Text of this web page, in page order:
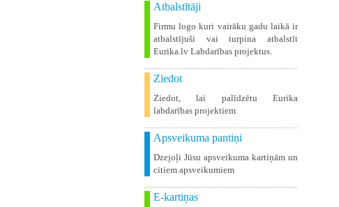
Atbalstītāji
Firmu logo kuri vairāku gadu laikā ir
atbalstījuši vai turpina atbalstīt
Eurika.lv Labdarības projektus.
Ziedot
Ziedot, lai palīdzētu Eurika
labdarības projektiem
Apsveikuma pantiņi
Dzejoļi Jūsu apsveikuma kartiņām un
citiem apsveikumiem
E-kartiņas